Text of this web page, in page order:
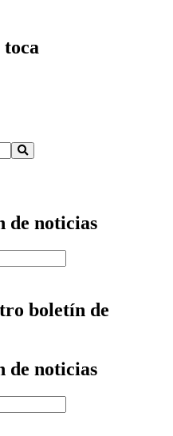
toca
de noticias
boletín de
de noticias